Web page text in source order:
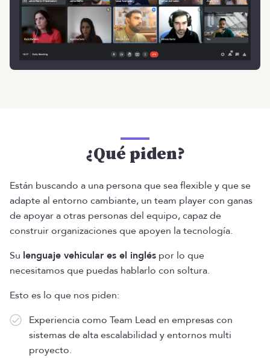
¿Qué piden?
Están buscando a una persona que sea flexible y que se
adapte al entorno cambiante, un team player con ganas
de apoyar a otras personas del equipo, capaz de
construir organizaciones que apoyen la tecnología.
Su lenguaje vehicular es el inglés por lo que
necesitamos que puedas hablarlo con soltura.
Esto es lo que nos piden:
Experiencia como Team Lead en empresas con
sistemas de alta escalabilidad y entornos multi
proyecto.